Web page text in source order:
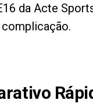
da Acte